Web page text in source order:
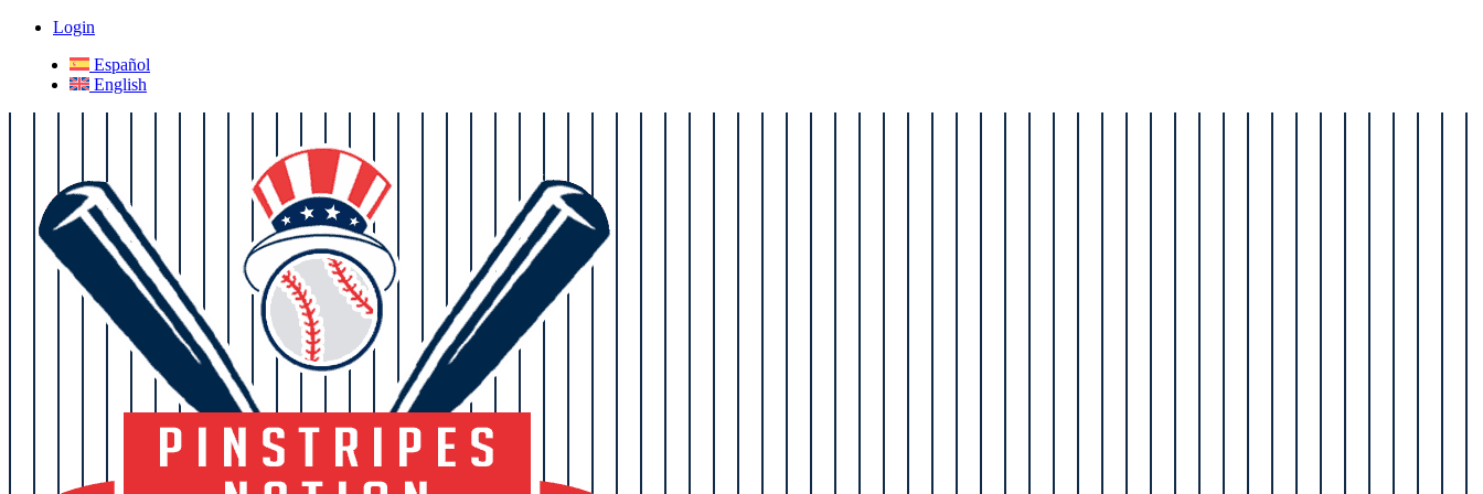
Login
Español
English